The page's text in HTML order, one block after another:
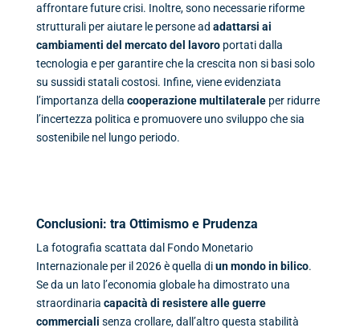
affrontare future crisi. Inoltre, sono necessarie riforme
strutturali per aiutare le persone ad adattarsi ai
cambiamenti del mercato del lavoroportati dalla
tecnologia e per garantire che la crescita non si basi solo
su sussidi statali costosi. Infine, viene evidenziata
l’importanza della cooperazione multilateraleper ridurre
l’incertezza politica e promuovere uno sviluppo che sia
sostenibile nel lungo periodo.
Conclusioni: tra Ottimismo e Prudenza
La fotografia scattata dal Fondo Monetario
Internazionale per il 2026 è quella diun mondo in bilico.
Se da un lato l’economia globale ha dimostrato una
straordinaria capacità di resistere alle guerre
commerciali senza crollare, dall’altro questa stabilità